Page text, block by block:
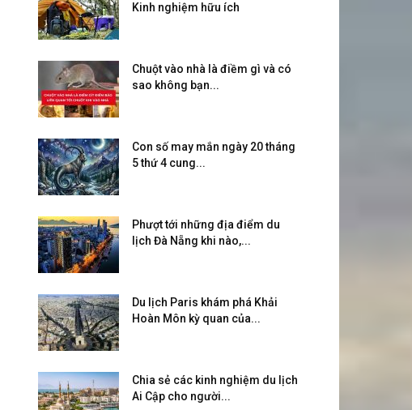
Kinh nghiệm hữu ích
Chuột vào nhà là điềm gì và có
sao không bạn...
Con số may mắn ngày 20 tháng
5 thứ 4 cung...
Phượt tới những địa điểm du
lịch Đà Nẵng khi nào,...
Du lịch Paris khám phá Khải
Hoàn Môn kỳ quan của...
Chia sẻ các kinh nghiệm du lịch
Ai Cập cho người...